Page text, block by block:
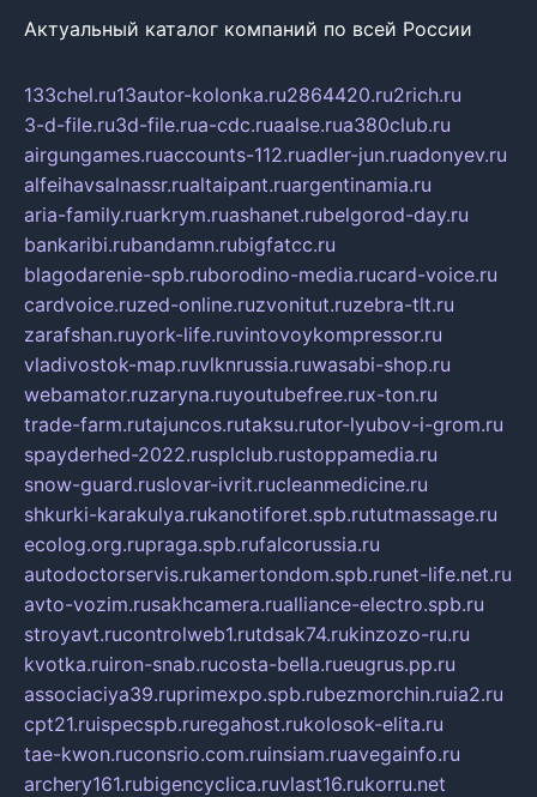
Актуальный каталог компаний по всей России
133chel.ru13autor-kolonka.ru2864420.ru2rich.ru
3-d-file.ru3d-file.rua-cdc.ruaalse.rua380club.ru
airgungames.ruaccounts-112.ruadler-jun.ruadonyev.ru
alfeihavsalnassr.rualtaipant.ruargentinamia.ru
aria-family.ruarkrym.ruashanet.rubelgorod-day.ru
bankaribi.rubandamn.rubigfatcc.ru
blagodarenie-spb.ruborodino-media.rucard-voice.ru
cardvoice.ruzed-online.ruzvonitut.ruzebra-tlt.ru
zarafshan.ruyork-life.ruvintovoykompressor.ru
vladivostok-map.ruvlknrussia.ruwasabi-shop.ru
webamator.ruzaryna.ruyoutubefree.rux-ton.ru
trade-farm.rutajuncos.rutaksu.rutor-lyubov-i-grom.ru
spayderhed-2022.rusplclub.rustoppamedia.ru
snow-guard.ruslovar-ivrit.rucleanmedicine.ru
shkurki-karakulya.rukanotiforet.spb.rututmassage.ru
ecolog.org.rupraga.spb.rufalcorussia.ru
autodoctorservis.rukamertondom.spb.runet-life.net.ru
avto-vozim.rusakhcamera.rualliance-electro.spb.ru
stroyavt.rucontrolweb1.rutdsak74.rukinzozo-ru.ru
kvotka.ruiron-snab.rucosta-bella.rueugrus.pp.ru
associaciya39.ruprimexpo.spb.rubezmorchin.ruia2.ru
cpt21.ruispecspb.ruregahost.rukolosok-elita.ru
tae-kwon.ruconsrio.com.ruinsiam.ruavegainfo.ru
archery161.rubigencyclica.ruvlast16.rukorru.net